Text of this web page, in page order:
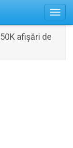
afișări de